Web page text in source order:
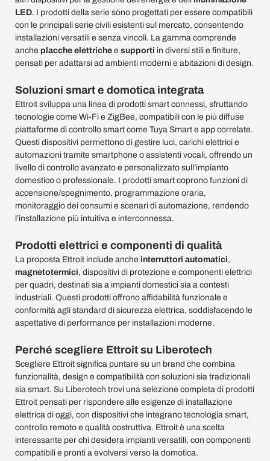
LED. I prodotti della serie sono progettati per essere compatibili
con le principali serie civili esistenti sul mercato, consentendo
installazioni versatili e senza vincoli. La gamma comprende
anche placche elettriche e supporti in diversi stili e finiture,
pensati per adattarsi ad ambienti moderni e abitazioni di design.
Soluzioni smart e domotica integrata
Ettroit sviluppa una linea di prodotti smart connessi, sfruttando
tecnologie come Wi‑Fi e ZigBee, compatibili con le più diffuse
piattaforme di controllo smart come Tuya Smart e app correlate.
Questi dispositivi permettono di gestire luci, carichi elettrici e
automazioni tramite smartphone o assistenti vocali, offrendo un
livello di controllo avanzato e personalizzato sull’impianto
domestico o professionale. I prodotti smart coprono funzioni di
accensione/spegnimento, programmazione oraria,
monitoraggio dei consumi e scenari di automazione, rendendo
l’installazione più intuitiva e interconnessa.
Prodotti elettrici e componenti di qualità
La proposta Ettroit include anche interruttori automatici,
magnetotermici, dispositivi di protezione e componenti elettrici
per quadri, destinati sia a impianti domestici sia a contesti
industriali. Questi prodotti offrono affidabilità funzionale e
conformità agli standard di sicurezza elettrica, soddisfacendo le
aspettative di performance per installazioni moderne.
Perché scegliere Ettroit su Liberotech
Scegliere Ettroit significa puntare su un brand che combina
funzionalità, design e compatibilità con soluzioni sia tradizionali
sia smart. Su Liberotech trovi una selezione completa di prodotti
Ettroit pensati per rispondere alle esigenze di installazione
elettrica di oggi, con dispositivi che integrano tecnologia smart,
controllo remoto e qualità costruttiva. Ettroit è una scelta
interessante per chi desidera impianti versatili, con componenti
compatibili e pronti a evolversi verso la domotica.